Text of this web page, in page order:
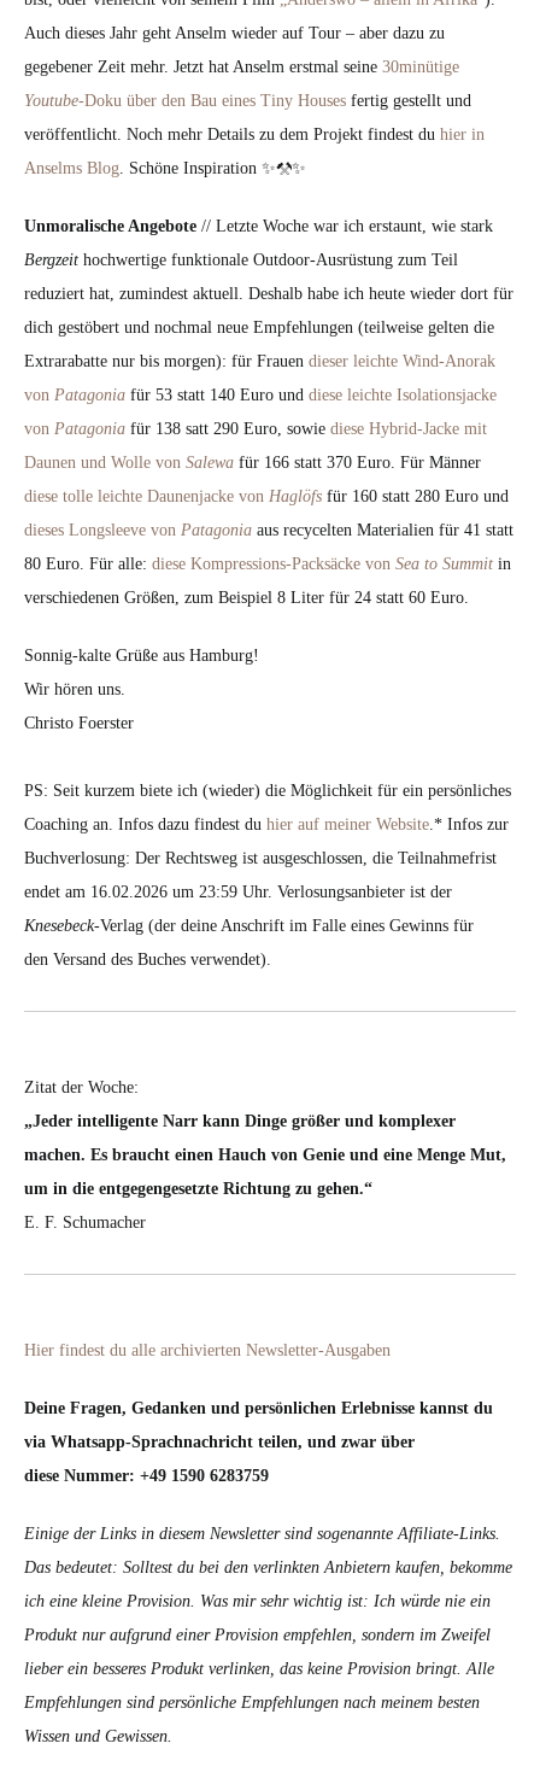
Auch dieses Jahr geht Anselm wieder auf Tour – aber dazu zu
gegebener Zeit mehr. Jetzt hat Anselm erstmal seine 30minütige
Youtube-Doku über den Bau eines Tiny Houses fertig gestellt und
veröffentlicht. Noch mehr Details zu dem Projekt findest du hier in
Anselms Blog. Schöne Inspiration ✨⚒️✨
Unmoralische Angebote // Letzte Woche war ich erstaunt, wie stark
Bergzeit hochwertige funktionale Outdoor-Ausrüstung zum Teil
reduziert hat, zumindest aktuell. Deshalb habe ich heute wieder dort für
dich gestöbert und nochmal neue Empfehlungen (teilweise gelten die
Extrarabatte nur bis morgen): für Frauen dieser leichte Wind-Anorak
von Patagonia für 53 statt 140 Euro und diese leichte Isolationsjacke
von Patagonia für 138 satt 290 Euro, sowie diese Hybrid-Jacke mit
Daunen und Wolle von Salewa für 166 statt 370 Euro. Für Männer
diese tolle leichte Daunenjacke von Haglöfs für 160 statt 280 Euro und
dieses Longsleeve von Patagonia aus recycelten Materialien für 41 statt
80 Euro. Für alle: diese Kompressions-Packsäcke von Sea to Summit in
verschiedenen Größen, zum Beispiel 8 Liter für 24 statt 60 Euro.
Sonnig-kalte Grüße aus Hamburg!
Wir hören uns.
Christo Foerster
PS: Seit kurzem biete ich (wieder) die Möglichkeit für ein persönliches
Coaching an. Infos dazu findest du hier auf meiner Website.* Infos zur
Buchverlosung: Der Rechtsweg ist ausgeschlossen, die Teilnahmefrist
endet am 16.02.2026 um 23:59 Uhr. Verlosungsanbieter ist der
Knesebeck-Verlag (der deine Anschrift im Falle eines Gewinns für
den Versand des Buches verwendet).
Zitat der Woche:
„Jeder intelligente Narr kann Dinge größer und komplexer
machen. Es braucht einen Hauch von Genie und eine Menge Mut,
um in die entgegengesetzte Richtung zu gehen.“
E. F. Schumacher
Hier findest du alle archivierten Newsletter-Ausgaben
Deine Fragen, Gedanken und persönlichen Erlebnisse kannst du
via Whatsapp-Sprachnachricht teilen, und zwar über
diese Nummer: +49 1590 6283759
Einige der Links in diesem Newsletter sind sogenannte Affiliate-Links.
Das bedeutet: Solltest du bei den verlinkten Anbietern kaufen, bekomme
ich eine kleine Provision. Was mir sehr wichtig ist: Ich würde nie ein
Produkt nur aufgrund einer Provision empfehlen, sondern im Zweifel
lieber ein besseres Produkt verlinken, das keine Provision bringt. Alle
Empfehlungen sind persönliche Empfehlungen nach meinem besten
Wissen und Gewissen.